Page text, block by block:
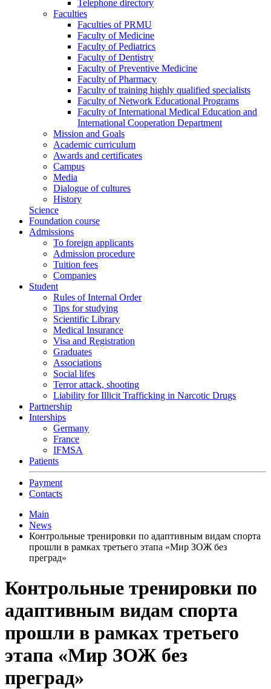
Telephone directory
Faculties
Faculties of PRMU
Faculty of Medicine
Faculty of Pediatrics
Faculty of Dentistry
Faculty of Preventive Medicine
Faculty of Pharmacy
Faculty of training highly qualified specialists
Faculty of Network Educational Programs
Faculty of International Medical Education and
International Cooperation Department
Mission and Goals
Academic curriculum
Awards and certificates
Campus
Media
Dialogue of cultures
History
Science
Foundation course
Admissions
To foreign applicants
Admission procedure
Tuition fees
Companies
Student
Rules of Internal Order
Tips for studying
Scientific Library
Medical Insurance
Visa and Registration
Graduates
Associations
Social lifes
Terror attack, shooting
Liability for Illicit Trafficking in Narcotic Drugs
Partnership
Interships
Germany
France
IFMSA
Patients
Payment
Contacts
Main
News
Контрольные тренировки по адаптивным видам спорта
прошли в рамках третьего этапа «Мир ЗОЖ без
преград»
Контрольные тренировки по
адаптивным видам спорта
прошли в рамках третьего
этапа «Мир ЗОЖ без
преград»